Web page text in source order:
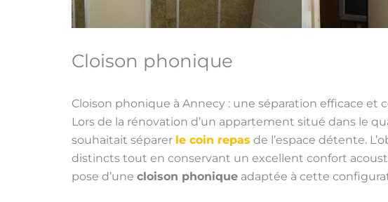
Cloison phonique
Cloison phonique à Annecy : une séparation efficace et
Lors de la rénovation d’un appartement situé dans le
souhaitait séparer le coin repas de l’espace détente.
distincts tout en conservant un excellent confort
pose d’une cloison phonique adaptée à cette